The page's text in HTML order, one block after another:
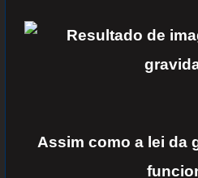
Assim como a lei da